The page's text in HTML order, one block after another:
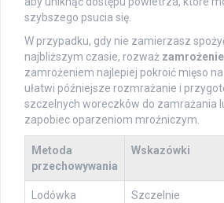
szybszego psucia się.
W przypadku, gdy nie zamierzasz
najbliższym czasie, rozważ zamrożenie
zamrożeniem najlepiej pokroić mięso
ułatwi późniejsze rozmrażanie i
szczelnych woreczków do zamrażania
zapobiec oparzeniom mroźniczym.
Metoda
przechowywania
Wskazówki
Lodówka
Szczelnie